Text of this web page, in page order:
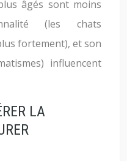
âgés sont moins
(les chats
fortement), et son
influencent
LA